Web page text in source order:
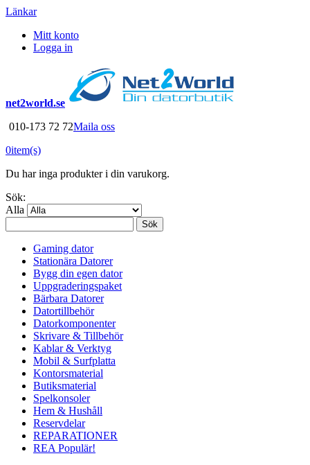
Länkar
Mitt konto
Logga in
net2world.se
010-173 72 72Maila oss
0item(s)
Du har inga produkter i din varukorg.
Sök:
Alla
Sök
Gaming dator
Stationära Datorer
Bygg din egen dator
Uppgraderingspaket
Bärbara Datorer
Datortillbehör
Datorkomponenter
Skrivare & Tillbehör
Kablar & Verktyg
Mobil & Surfplatta
Kontorsmaterial
Butiksmaterial
Spelkonsoler
Hem & Hushåll
Reservdelar
REPARATIONER
REA Populär!